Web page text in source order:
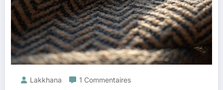
Lakkhana 1 Commentaires